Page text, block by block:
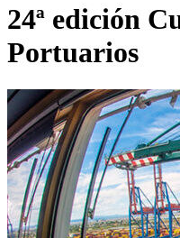
24ª edición
Portuarios